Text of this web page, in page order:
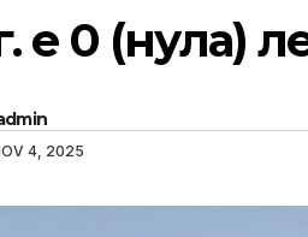
е 0 (нула)
4, 2025